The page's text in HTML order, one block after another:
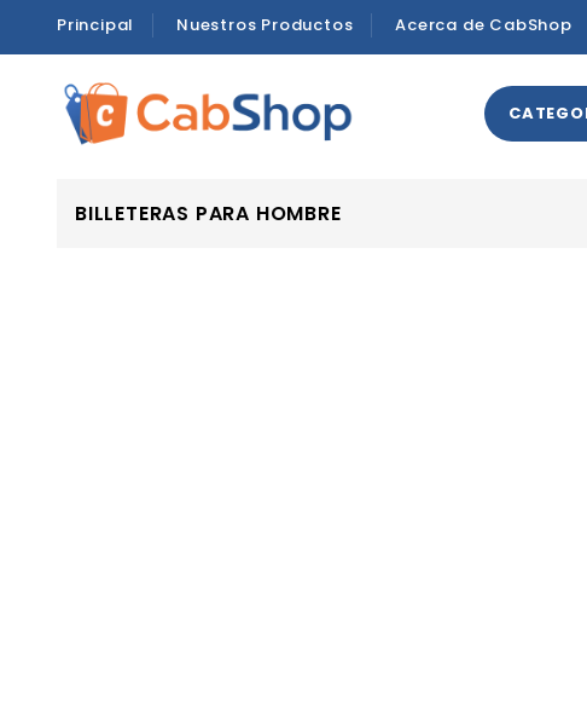
Principal Nuestros Productos Acerca de CabShop
BILLETERAS PARA HOMBRE